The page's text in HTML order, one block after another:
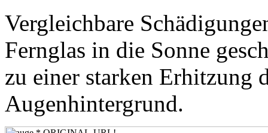
Vergleichbare
Fernglas in die Sonne
zu einer starken Erhitzung
Augenhintergrund.